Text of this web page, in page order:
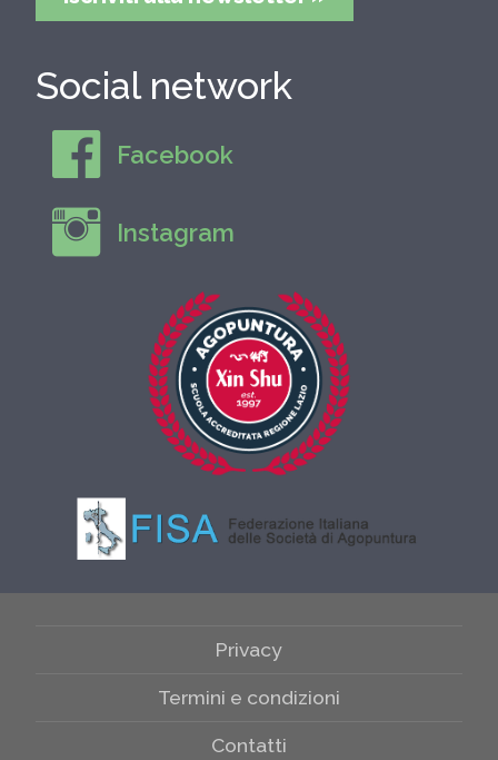
Social network
Facebook
Instagram
Privacy
Termini e condizioni
Contatti